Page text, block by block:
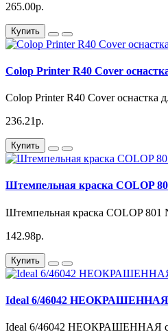
265.00р.
Купить
Colop Printer R40 Cover
Colop Printer R40 Cover оснастка
236.21р.
Купить
Штемпельная краска COLOP
Штемпельная краска COLOP 801
142.98р.
Купить
Ideal 6/46042 НЕОКРАШЕННАЯ
Ideal 6/46042 НЕОКРАШЕННАЯ